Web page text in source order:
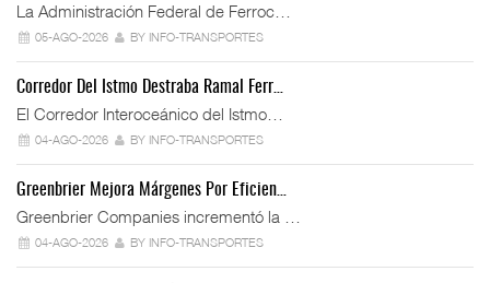
La Administración Federal de Ferroc…
05-AGO-2026 BY INFO-TRANSPORTES
Corredor Del Istmo Destraba Ramal Ferr…
El Corredor Interoceánico del Istmo…
04-AGO-2026 BY INFO-TRANSPORTES
Greenbrier Mejora Márgenes Por Eficien…
Greenbrier Companies incrementó la …
04-AGO-2026 BY INFO-TRANSPORTES